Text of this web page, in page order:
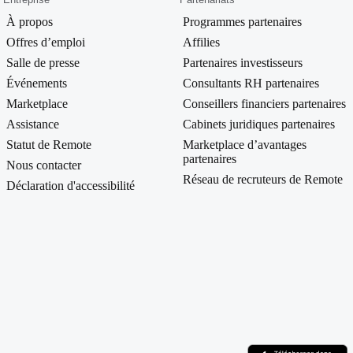
À propos
Offres d’emploi
Salle de presse
Événements
Marketplace
Assistance
Statut de Remote
Nous contacter
Déclaration d'accessibilité
Programmes partenaires
Affilies
Partenaires investisseurs
Consultants RH partenaires
Conseillers financiers partenaires
Cabinets juridiques partenaires
Marketplace d’avantages
partenaires
Réseau de recruteurs de Remote